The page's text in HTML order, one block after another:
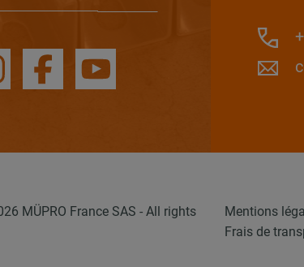
MÜPRO France SAS - All rights
Mentions
Frais de